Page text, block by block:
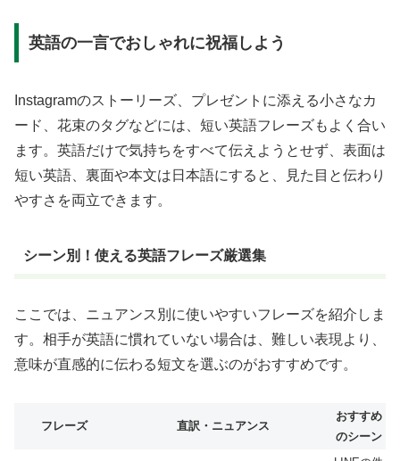
英語の一言でおしゃれに祝福しよう
Instagramのストーリーズ、プレゼントに添える小さなカ
ード、花束のタグなどには、短い英語フレーズもよく合い
ます。英語だけで気持ちをすべて伝えようとせず、表面は
短い英語、裏面や本文は日本語にすると、見た目と伝わり
やすさを両立できます。
シーン別！使える英語フレーズ厳選集
ここでは、ニュアンス別に使いやすいフレーズを紹介しま
す。相手が英語に慣れていない場合は、難しい表現より、
意味が直感的に伝わる短文を選ぶのがおすすめです。
フレーズ 直訳・ニュアンス
おすすめ
のシーン